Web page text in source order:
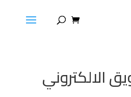
الالكتروني